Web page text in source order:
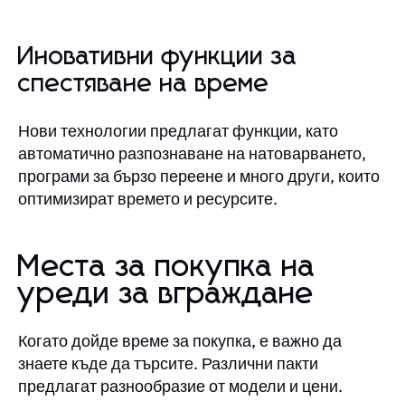
Иновативни функции за
спестяване на време
Нови технологии предлагат функции, като
автоматично разпознаване на натоварването,
програми за бързо переене и много други, които
оптимизират времето и ресурсите.
Места за покупка на
уреди за вграждане
Когато дойде време за покупка, е важно да
знаете къде да търсите. Различни пакти
предлагат разнообразие от модели и цени.